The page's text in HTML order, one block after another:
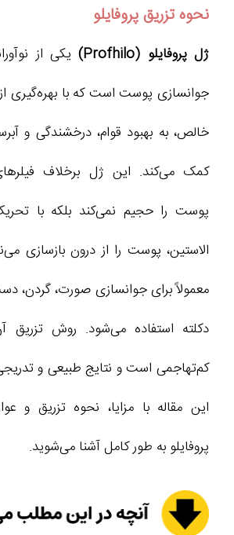
نحوه تزریق پروفایلو
ژل پروفایلو (Profhilo)
یکی از
جوانسازی پوست است که با بهره‌گیری
خالص، به بهبود قوام، درخشندگی و
کمک می‌کند. این ژل برخلاف
پوست را حجیم نمی‌کند بلکه با
الاستین، پوست را از درون بازسازی
معمولاً برای جوانسازی صورت، گردن،
دکلته استفاده می‌شود. روش تزریق
کم‌تهاجمی است و نتایج طبیعی و
این مقاله با مزایا، نحوه تزریق و
پروفایلو به طور کامل آشنا می‌شوید.